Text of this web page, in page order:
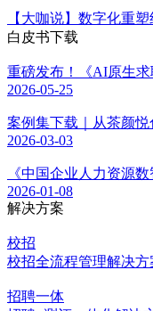
【大咖说】数字化重
白皮书下载
重磅发布！《AI原生求
2026-05-25
案例集下载｜从茶颜悦
2026-03-03
《中国企业人力资源
2026-01-08
解决方案
校招
校招全流程管理解决方
招聘一体